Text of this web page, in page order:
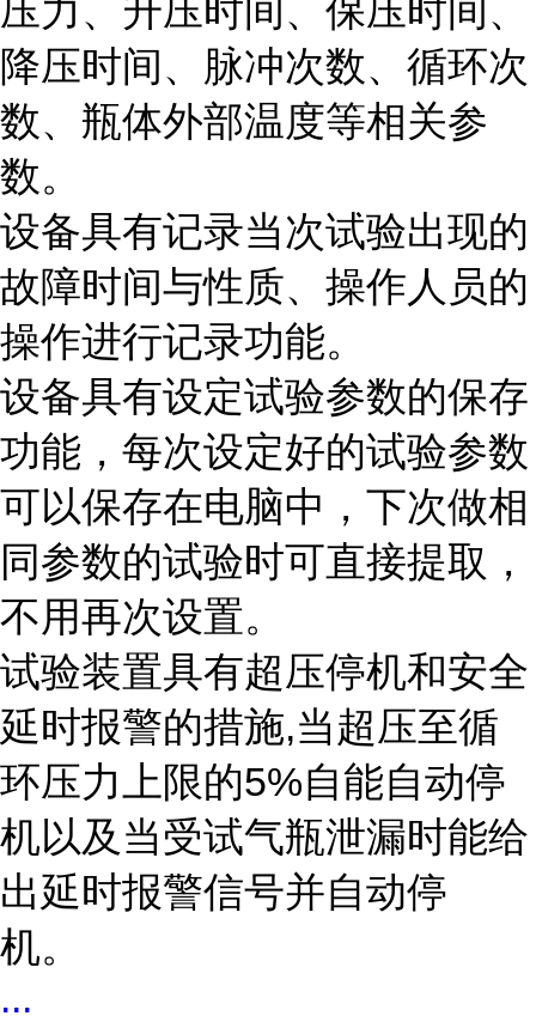
压力、升压时间、保压时间、
降压时间、脉冲次数、循环次
数、瓶体外部温度等相关参
数。
设备具有记录当次试验出现的
故障时间与性质、操作人员的
操作进行记录功能。
设备具有设定试验参数的保存
功能，每次设定好的试验参数
可以保存在电脑中，下次做相
同参数的试验时可直接提取，
不用再次设置。
试验装置具有超压停机和安全
延时报警的措施,当超压至循
环压力上限的5%自能自动停
机以及当受试气瓶泄漏时能给
出延时报警信号并自动停
机。
...